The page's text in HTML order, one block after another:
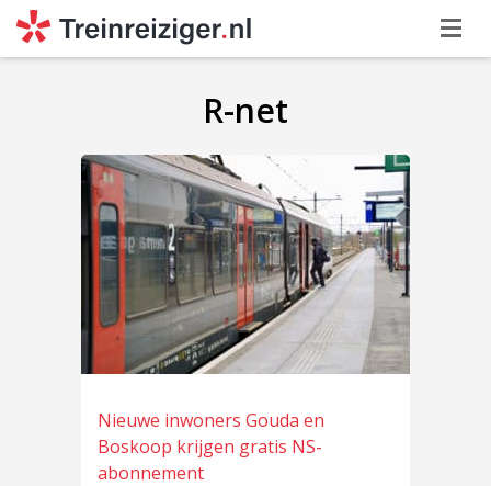
R-net
Nieuwe inwoners Gouda en
Boskoop krijgen gratis NS-
abonnement